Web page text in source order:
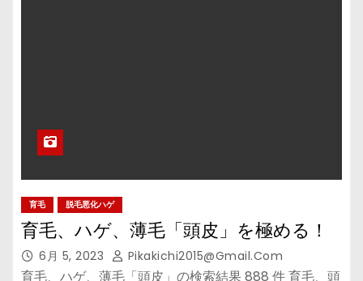
育毛 脱毛悪化ハゲ
育毛、ハゲ、薄毛「頭皮」を極める！
6月 5, 2023 Pikakichi2015@gmail.com
育毛、ハゲ、薄毛「頭皮」の検索結果 888 件 育毛、頭